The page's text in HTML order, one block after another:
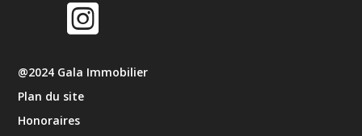

@2024 Gala Immobilier
Plan du site
Honoraires